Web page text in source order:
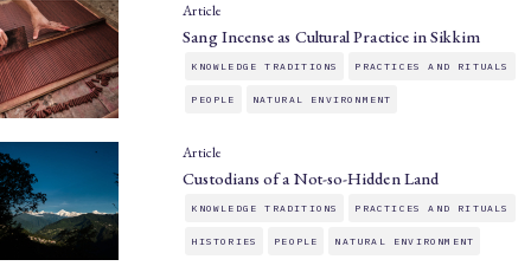
Article
Sang Incense as Cultural Practice in Sikkim
KNOWLEDGE TRADITIONS PRACTICES AND RITUALS
PEOPLE NATURAL ENVIRONMENT
Article
Custodians of a Not-so-Hidden Land
KNOWLEDGE TRADITIONS PRACTICES AND RITUALS
HISTORIES PEOPLE NATURAL ENVIRONMENT